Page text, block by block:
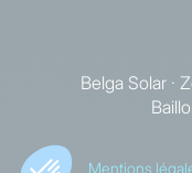
Belga Solar ·
Mentions